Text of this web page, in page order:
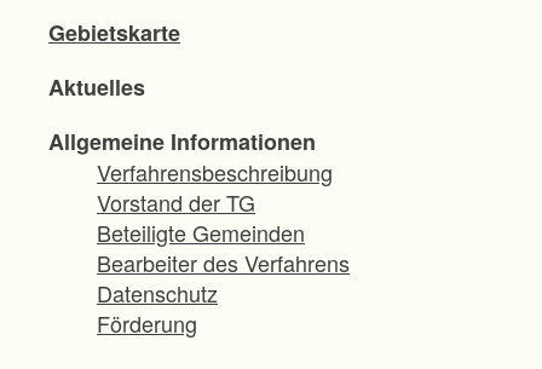
Gebietskarte
Aktuelles
Allgemeine Informationen
Verfahrensbeschreibung
Vorstand der TG
Beteiligte Gemeinden
Bearbeiter des Verfahrens
Datenschutz
Förderung